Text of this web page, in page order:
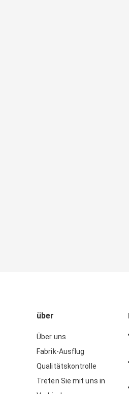
über
Über uns
Fabrik-Ausflug
Qualitätskontrolle
Treten Sie mit uns in